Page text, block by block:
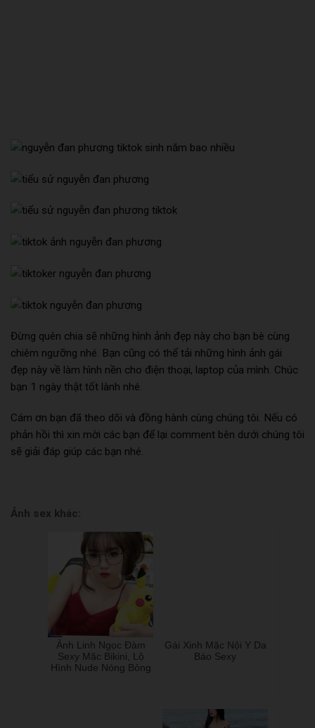
Đừng quên chia sẽ những hình ảnh đẹp này cho bạn bè cùng
chiêm ngưỡng nhé. Bạn cũng có thể tải những hình ảnh gái
đẹp này về làm hình nền cho điện thoại, laptop của mình. Chúc
bạn 1 ngày thật tốt lành nhé.
Cám ơn bạn đã theo dõi và đồng hành cùng chúng tôi. Nếu có
phản hồi thì xin mời các bạn để lại comment bên dưới chúng tôi
sẽ giải đáp giúp các bạn nhé.
Ảnh sex khác:
Ảnh Linh Ngọc Đàm
Sexy Mặc Bikini, Lộ
Hình Nude Nóng Bỏng
Gái Xinh Mặc Nội Y Da
Báo Sexy